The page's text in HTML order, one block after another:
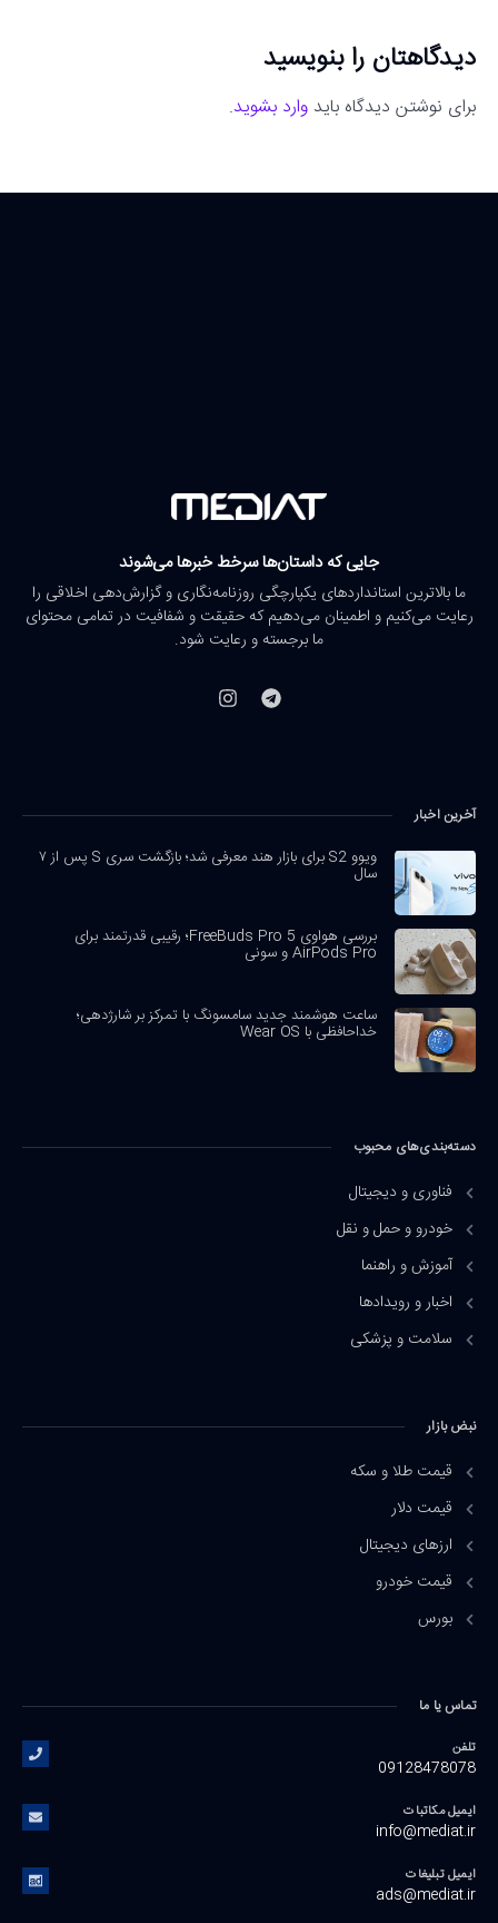
دیدگاهتان را بنویسید
برای نوشتن دیدگاه باید وارد بشوید.
جایی که داستان‌ها سرخط خبرها می‌شوند
ما بالاترین استانداردهای یکپارچگی روزنامه‌نگاری و گزارش‌دهی اخلاقی را
رعایت می‌کنیم و اطمینان می‌دهیم که حقیقت و شفافیت در تمامی محتوای
ما برجسته و رعایت شود.
آخرین اخبار
ویوو S2 برای بازار هند معرفی شد؛ بازگشت سری S پس از ۷
سال
بررسی هواوی FreeBuds Pro 5؛ رقیبی قدرتمند برای
AirPods Pro و سونی
ساعت هوشمند جدید سامسونگ با تمرکز بر شارژدهی؛
خداحافظی با Wear OS
دسته‌بندی‌های محبوب
فناوری و دیجیتال
خودرو و حمل و نقل
آموزش و راهنما
اخبار و رویدادها
سلامت و پزشکی
نبض بازار
قیمت طلا و سکه
قیمت دلار
ارزهای دیجیتال
قیمت خودرو
بورس
تماس یا ما
تلفن
09128478078
ایمیل مکاتبات
info@mediat.ir
ایمیل تبلیغات
ads@mediat.ir